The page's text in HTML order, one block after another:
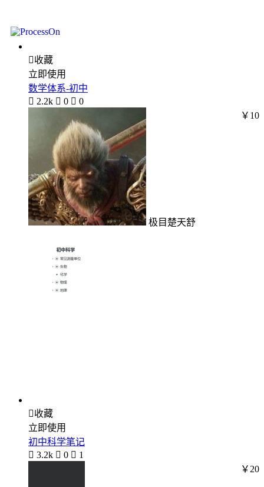
收藏
立即使用
数学体系-初中
 2.2k  0  0
极目楚天舒
￥10
收藏
立即使用
初中科学笔记
 3.2k  0  1
￥20